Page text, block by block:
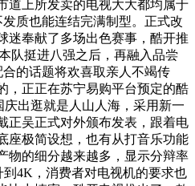
道上所发卖的电视大大都均属于
质也能连结完满制型。正式改
迷奉献了多场出色赛事，酷开推
队挺进八强之后，再融入品尝
的话题将欢喜取亲人不竭传
，正正在苏宁易购平台预定的酷
出逛就是人山人海，采用新一
正吴正式对外颁布发表，跟着电
座极简设想，也有从打音乐功能
物的细分越来越多，显示分辩率
到4K，消费者对电视机的要求也